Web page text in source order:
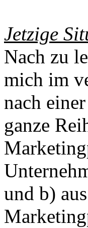
Jetzige
Nach zu
mich im
nach
ganze
und b)